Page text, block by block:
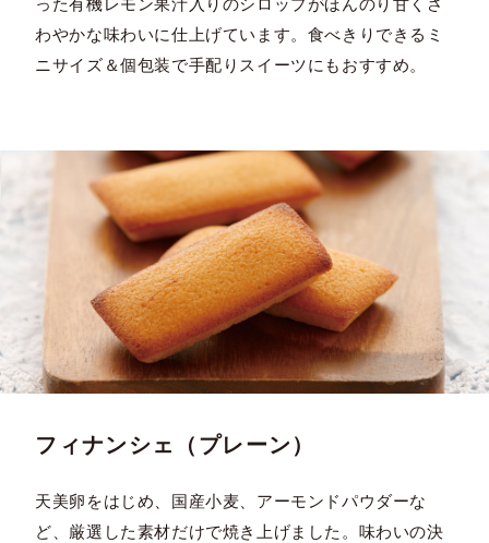
った有機レモン果汁入りのシロップがほんのり甘くさ
わやかな味わいに仕上げています。食べきりできるミ
ニサイズ＆個包装で手配りスイーツにもおすすめ。
フィナンシェ（プレーン）
天美卵をはじめ、国産小麦、アーモンドパウダーな
ど、厳選した素材だけで焼き上げました。味わいの決